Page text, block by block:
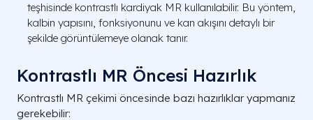
teşhisinde kontrastlı kardiyak MR kullanılabilir. Bu yöntem,
kalbin yapısını, fonksiyonunu ve kan akışını detaylı bir
şekilde görüntülemeye olanak tanır.
Kontrastlı MR Öncesi Hazırlık
Kontrastlı MR çekimi öncesinde bazı hazırlıklar yapmanız
gerekebilir: